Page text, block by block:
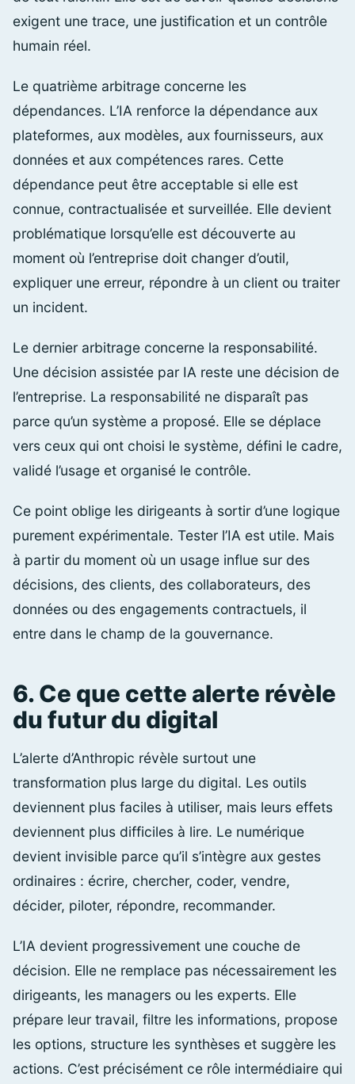
exigent une trace, une justification et un contrôle
humain réel.
Le quatrième arbitrage concerne les
dépendances. L’IA renforce la dépendance aux
plateformes, aux modèles, aux fournisseurs, aux
données et aux compétences rares. Cette
dépendance peut être acceptable si elle est
connue, contractualisée et surveillée. Elle devient
problématique lorsqu’elle est découverte au
moment où l’entreprise doit changer d’outil,
expliquer une erreur, répondre à un client ou traiter
un incident.
Le dernier arbitrage concerne la responsabilité.
Une décision assistée par IA reste une décision de
l’entreprise. La responsabilité ne disparaît pas
parce qu’un système a proposé. Elle se déplace
vers ceux qui ont choisi le système, défini le cadre,
validé l’usage et organisé le contrôle.
Ce point oblige les dirigeants à sortir d’une logique
purement expérimentale. Tester l’IA est utile. Mais
à partir du moment où un usage influe sur des
décisions, des clients, des collaborateurs, des
données ou des engagements contractuels, il
entre dans le champ de la gouvernance.
6. Ce que cette alerte révèle
du futur du digital
L’alerte d’Anthropic révèle surtout une
transformation plus large du digital. Les outils
deviennent plus faciles à utiliser, mais leurs effets
deviennent plus difficiles à lire. Le numérique
devient invisible parce qu’il s’intègre aux gestes
ordinaires : écrire, chercher, coder, vendre,
décider, piloter, répondre, recommander.
L’IA devient progressivement une couche de
décision. Elle ne remplace pas nécessairement les
dirigeants, les managers ou les experts. Elle
prépare leur travail, filtre les informations, propose
les options, structure les synthèses et suggère les
actions. C’est précisément ce rôle intermédiaire qui